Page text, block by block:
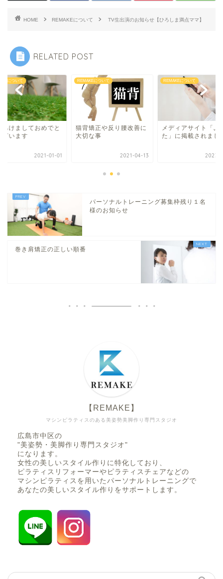
HOME REMAKEについて TV生出演のお知らせ【ひろしま満点ママ】
RELATED POST
について
あけましておめでと
ざいます
2021-01-01
REMAKEについて
猫背矯正や反り腰改善に
大切な事
2021-04-13
REMAKEについて
メディアサイト「ぷ
た」に掲載されまし
2023-
パーソナルトレーニング募集枠残り１名
様のお知らせ
巻き肩矯正の正しい順番
マシンピラティスのある美姿勢美脚作り専門スタジオ
【REMAKE】
広島市中区の
"美姿勢・美脚作り専門スタジオ"
になります。
女性の美しいスタイル作りに特化しており、
ピラティスリフォーマーやピラティスチェアなどの
マシンピラティスを用いたパーソナルトレーニングで
あなたの美しいスタイル作りをサポートします。